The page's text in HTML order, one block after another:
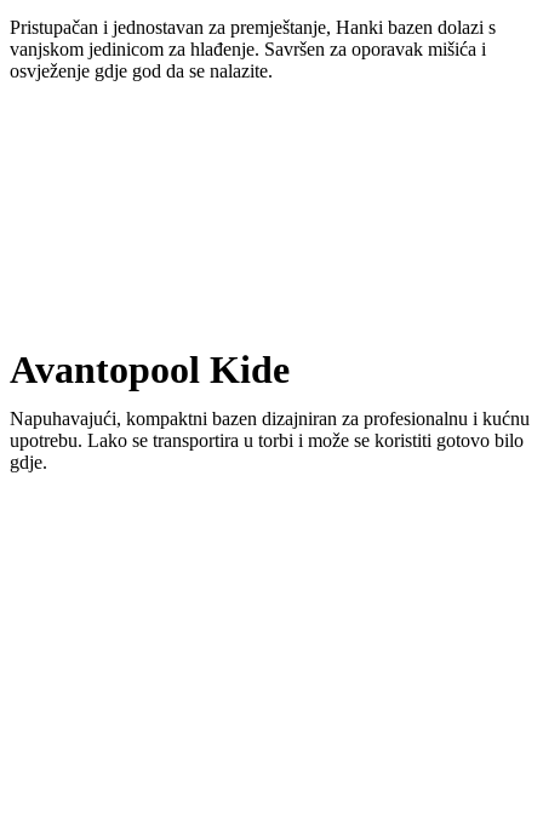
Pristupačan i jednostavan za premještanje, Hanki bazen dolazi s
vanjskom jedinicom za hlađenje. Savršen za oporavak mišića i
osvježenje gdje god da se nalazite.
Avantopool Kide
Napuhavajući, kompaktni bazen dizajniran za profesionalnu i kućnu
upotrebu. Lako se transportira u torbi i može se koristiti gotovo bilo
gdje.